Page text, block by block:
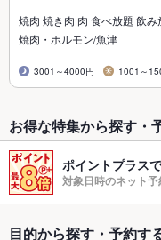
焼肉 焼き肉 肉 食べ放題 飲み
焼肉・ホルモン/魚津
3001～4000円 1001～
お得な特集から探す・
ポイントプラス
対象日時のネット
目的から探す・予約す